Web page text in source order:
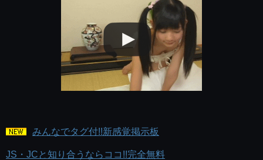
みんなでタグ付!!新感覚掲示板
JS・JCと知り合うならココ!!完全無料